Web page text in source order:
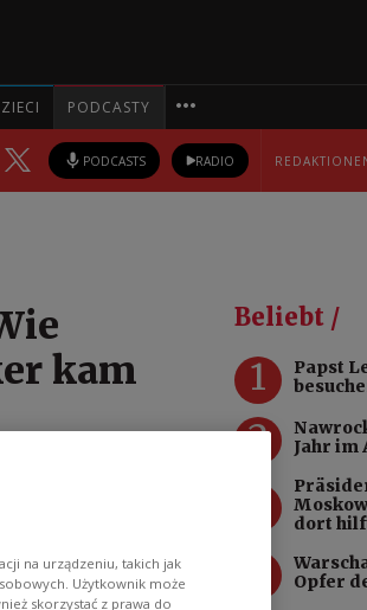
PODCASTY
PODCASTS RADIO
kam
Öl- und
Beliebt /
1
Papst
2
Jahr im
dort
Opfer
na urządzeniu, takich jak
Użytkownik może
skorzystać z prawa do